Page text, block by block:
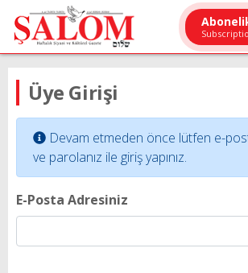
Üye Girişi
Devam etmeden önce lütfen e-
ve parolanız ile giriş yapınız.
E-Posta Adresiniz